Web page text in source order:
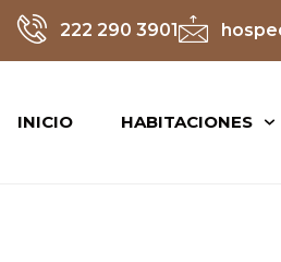
222 290 3901
INICIO HABITACIONES